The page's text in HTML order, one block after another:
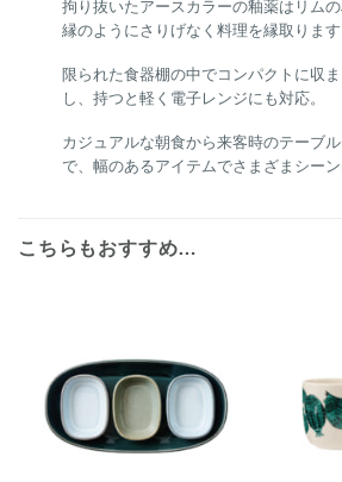
拘り抜いたアースカラーの釉薬はリム
縁のようにさりげなく料理を縁取ります
限られた食器棚の中でコンパクトに収
し、持つと軽く電子レンジにも対応。
カジュアルな朝食から来客時のテーブ
で、幅のあるアイテムでさまざまシーン
こちらもおすすめ…